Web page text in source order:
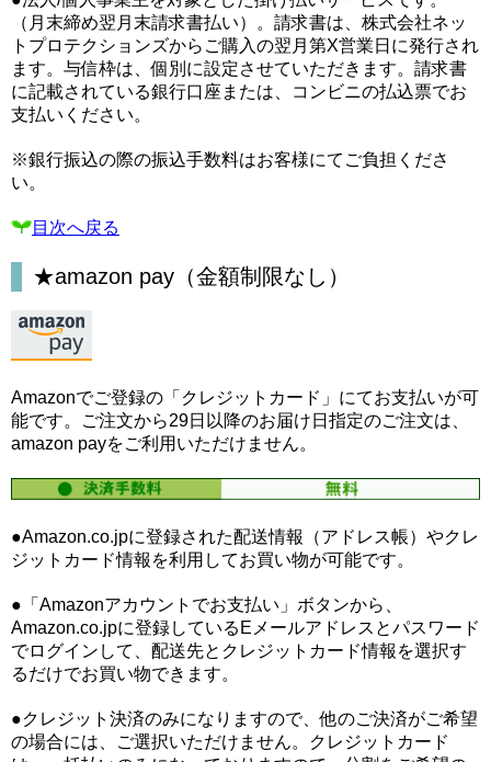
（月末締め翌月末請求書払い）。請求書は、株式会社ネッ
トプロテクションズからご購入の翌月第X営業日に発行され
ます。与信枠は、個別に設定させていただきます。請求書
に記載されている銀行口座または、コンビニの払込票でお
支払いください。
※銀行振込の際の振込手数料はお客様にてご負担くださ
い。
目次へ戻る
★amazon pay（金額制限なし）
Amazonでご登録の「クレジットカード」にてお支払いが可
能です。ご注文から29日以降のお届け日指定のご注文は、
amazon payをご利用いただけません。
●Amazon.co.jpに登録された配送情報（アドレス帳）やクレ
ジットカード情報を利用してお買い物が可能です。
●「Amazonアカウントでお支払い」ボタンから、
Amazon.co.jpに登録しているEメールアドレスとパスワード
でログインして、配送先とクレジットカード情報を選択す
るだけでお買い物できます。
●クレジット決済のみになりますので、他のご決済がご希望
の場合には、ご選択いただけません。クレジットカード